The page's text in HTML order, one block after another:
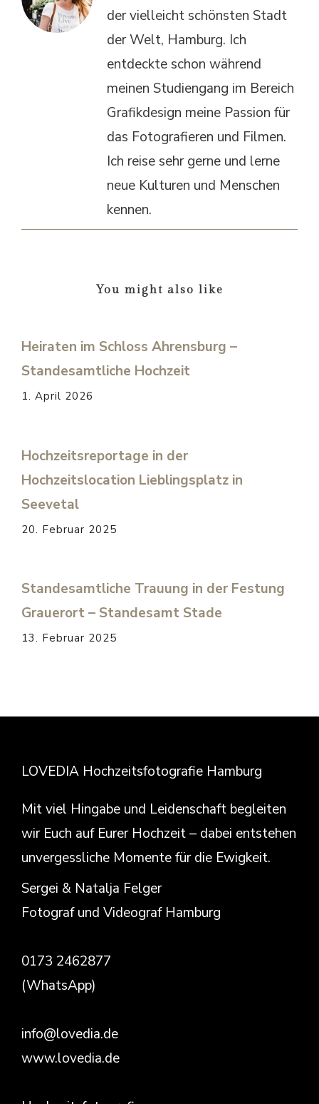
der vielleicht schönsten Stadt
der Welt, Hamburg. Ich
entdeckte schon während
meinen Studiengang im Bereich
Grafikdesign meine Passion für
das Fotografieren und Filmen.
Ich reise sehr gerne und lerne
neue Kulturen und Menschen
kennen.
You might also like
Heiraten im Schloss Ahrensburg –
Standesamtliche Hochzeit
1. April 2026
Hochzeitsreportage in der
Hochzeitslocation Lieblingsplatz in
Seevetal
20. Februar 2025
Standesamtliche Trauung in der Festung
Grauerort – Standesamt Stade
13. Februar 2025
LOVEDIA Hochzeitsfotografie Hamburg
Mit viel Hingabe und Leidenschaft begleiten
wir Euch auf Eurer Hochzeit – dabei entstehen
unvergessliche Momente für die Ewigkeit.
Sergei & Natalja Felger
Fotograf und Videograf Hamburg
0173 2462877
(WhatsApp)
info@lovedia.de
www.lovedia.de